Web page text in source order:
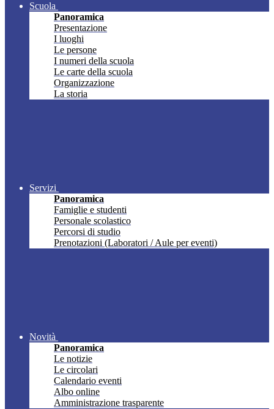
Scuola
Panoramica
Presentazione
I luoghi
Le persone
I numeri della scuola
Le carte della scuola
Organizzazione
La storia
Servizi
Panoramica
Famiglie e studenti
Personale scolastico
Percorsi di studio
Prenotazioni (Laboratori / Aule per eventi)
Novità
Panoramica
Le notizie
Le circolari
Calendario eventi
Albo online
Amministrazione trasparente